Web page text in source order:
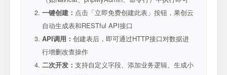
一键创建： 点击「立即免费创建此表」按钮，果创云
自动生成表和RESTful API接口
API调用： 创建表后，即可通过HTTP接口对数据进
行增删改查操作
二次开发： 支持自定义字段、添加业务逻辑、生成小